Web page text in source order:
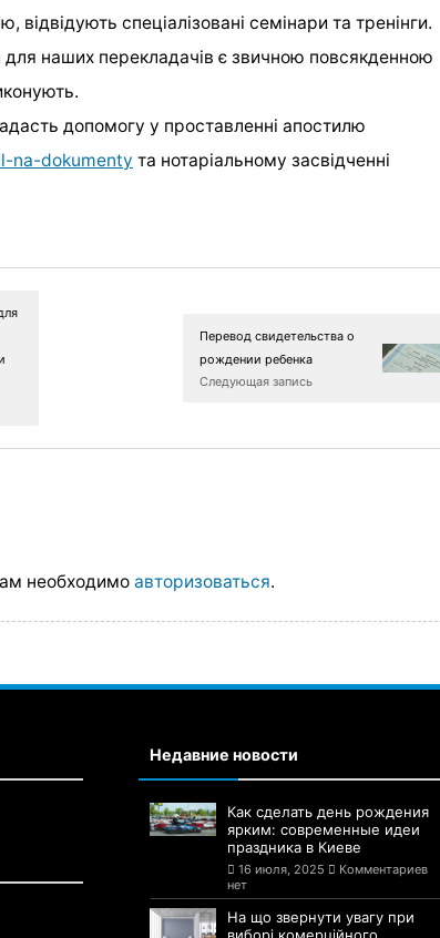
відвідують спеціалізовані семінари та тренінги.
для наших перекладачів є звичною повсякденною
допомогу у проставленні апостилю
na-dokumenty та нотаріальному засвідченні
Перевод свидетельства о
рождении ребенка
Следующая запись
необходимо авторизоваться.
Недавние новости
Как сделать день рождения
ярким: современные идеи
праздника в Киеве
16 июля, 2025
Комментариев
нет
На що звернути увагу при